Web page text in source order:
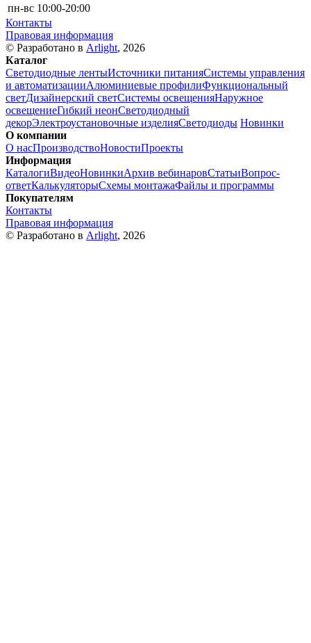
пн-вс 10:00-20:00
Контакты
Правовая информация
© Разработано в Arlight, 2026
Каталог
Светодиодные лентыИсточники питанияСистемы управления
и автоматизацииАлюминиевые профилиФункциональный
светДизайнерский светСистемы освещенияНаружное
освещениеГибкий неонСветодиодный
декорЭлектроустановочные изделияСветодиоды Новинки
О компании
О насПроизводствоНовостиПроекты
Информация
КаталогиВидеоНовинкиАрхив вебинаровСтатьиВопрос-
ответКалькуляторыСхемы монтажаФайлы и программы
Покупателям
Контакты
Правовая информация
© Разработано в Arlight, 2026